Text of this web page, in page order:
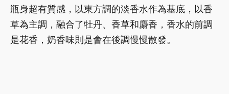
瓶身超有質感，以東方調的淡香水作為基底，以香
草為主調，融合了牡丹、香草和麝香，香水的前調
是花香，奶香味則是會在後調慢慢散發。